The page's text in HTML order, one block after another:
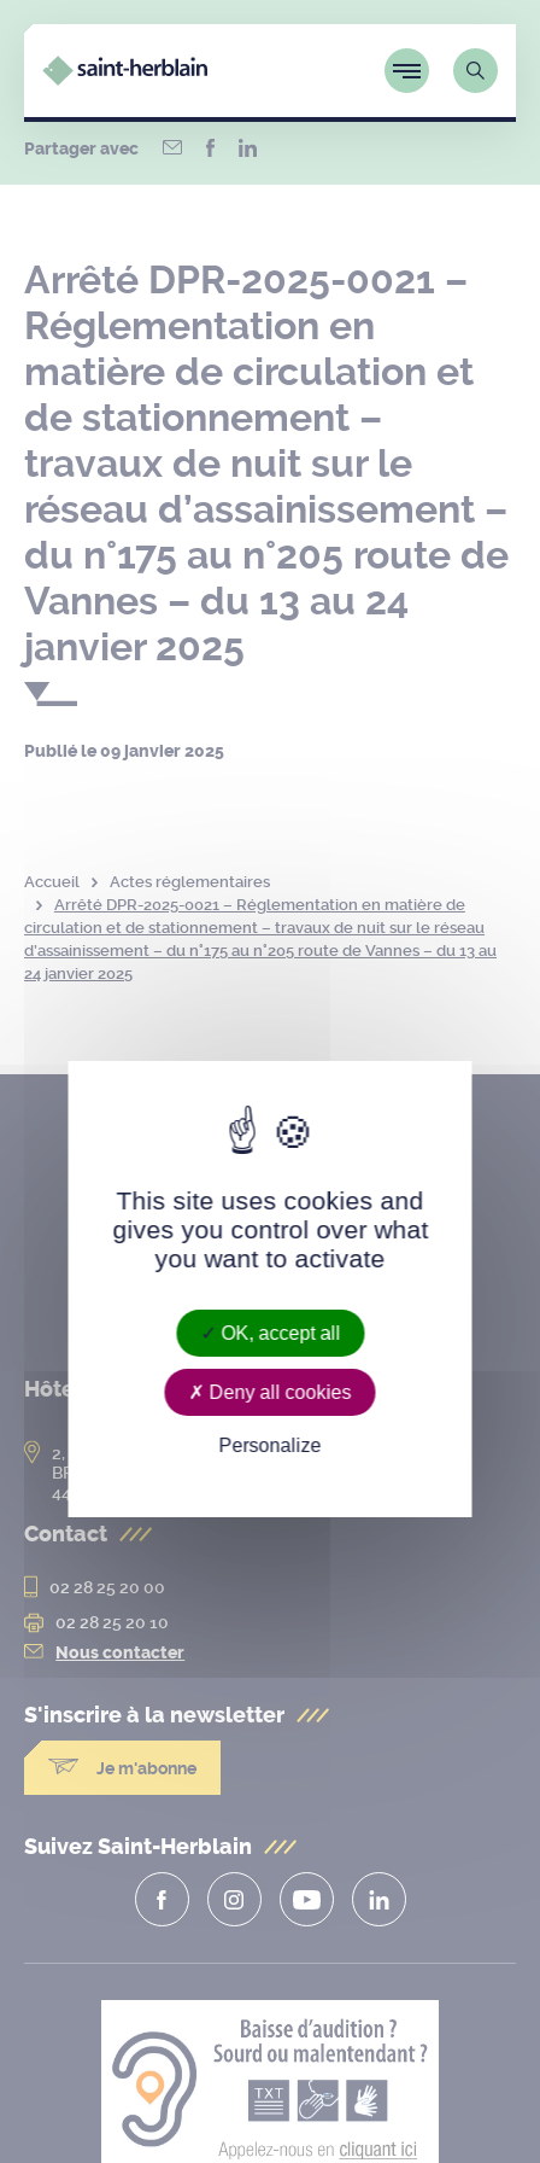
Partager avec
Arrêté DPR-2025-0021 –
Réglementation en
matière de circulation et
de stationnement –
travaux de nuit sur le
réseau d’assainissement –
du n°175 au n°205 route de
Vannes – du 13 au 24
janvier 2025
Publié le09 janvier 2025
Accueil
Actes réglementaires
Arrêté DPR-2025-0021 – Réglementation en matière de
circulation et de stationnement – travaux de nuit sur le réseau
d’assainissement – du n°175 au n°205 route de Vannes – du 13 au
24 janvier 2025
Hôtel de ville
2, rue de l’Hôtel-de-Ville
BP 50167
44802 Saint-Herblain cedex
Contact
02 28 25 20 00
02 28 25 20 10
Nous contacter
S'inscrire à la newsletter
Je m'abonne
Suivez Saint-Herblain
This site uses cookies and
gives you control over what
you want to activate
OK, accept all
Deny all cookies
Personalize